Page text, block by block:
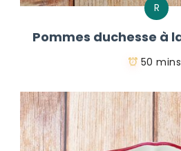
R
Pommes duchesse à
50 mins